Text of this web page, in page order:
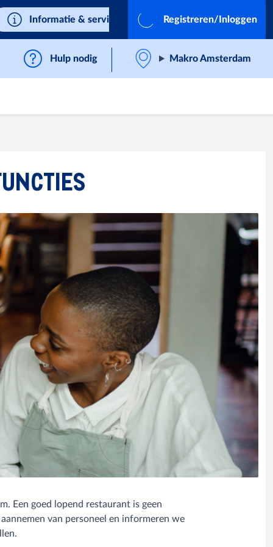
Informatie & services Registreren/Inloggen
Hulp nodig Makro Amsterdam
Een goed lopend restaurant is geen
van personeel en informeren we